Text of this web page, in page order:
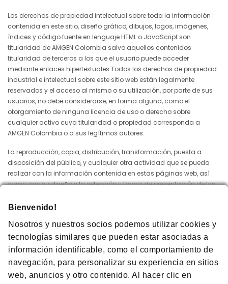
Bienvenido!
Nosotros y nuestros socios podemos utilizar cookies y
tecnologías similares que pueden estar asociadas a
información identificable, como el comportamiento de
navegación, para personalizar su experiencia en sitios
web, anuncios y otro contenido. Al hacer clic en
Los derechos de propiedad intelectual sobre toda la información
contenida en este sitio, diseño gráfico, dibujos, logos, imágenes,
índices y código fuente en lenguaje HTML o JavaScript son
titularidad de AMGEN Colombia salvo aquellos contenidos
titularidad de terceros a los que el usuario puede acceder
mediante enlaces hipertextuales Todos los derechos de propiedad
industrial e intelectual sobre este sitio web están legalmente
reservados y el acceso al mismo o su utilización, por parte de sus
usuarios, no debe considerarse, en forma alguna, como el
otorgamiento de ninguna licencia de uso o derecho sobre
cualquier activo cuya titularidad o propiedad corresponda a
AMGEN Colombia o a sus legítimos autores.
La reproducción, copia, distribución, transformación, puesta a
disposición del público, y cualquier otra actividad que se pueda
realizar con la información contenida en estas páginas web, así
como con su diseño y la selección y forma de presentación de los
y el medio utilizado para ello, sin la autorización expresa de AMGEN
El usuario del sitio web deberá abstenerse en todo caso de suprimir,
alterar, eludir o manipular cualquier dispositivo de protección o
sistemas de seguridad que puedan estar instalados en la misma.
Información sobre cookies